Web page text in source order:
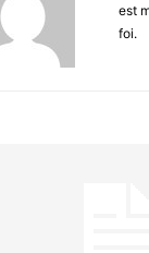
est
foi.